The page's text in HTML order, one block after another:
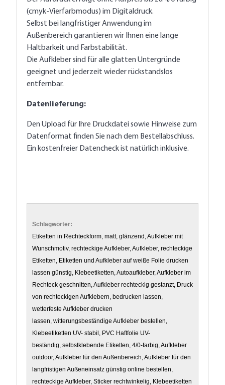
(cmyk-Vierfarbmodus) im Digitaldruck.
Selbst bei langfristiger Anwendung im
Außenbereich garantieren wir Ihnen eine lange
Haltbarkeit und Farbstabilität.
Die Aufkleber sind für alle glatten Untergründe
geeignet und jederzeit wieder rückstandslos
entfernbar.
Datenlieferung:
Den Upload für Ihre Druckdatei sowie Hinweise zum
Datenformat finden Sie nach dem Bestellabschluss.
Ein kostenfreier Datencheck ist natürlich inklusive.
Schlagwörter:
Etiketten in Rechteckform, matt, glänzend, Aufkleber mit
Wunschmotiv, rechteckige Aufkleber, Aufkleber, rechteckige
Etiketten, Etiketten und Aufkleber auf weiße Folie drucken
lassen günstig, Klebeetiketten, Autoaufkleber, Aufkleber im
Rechteck geschnitten, Aufkleber rechteckig gestanzt, Druck
von rechteckigen Aufklebern, bedrucken lassen,
wetterfeste Aufkleber drucken
lassen, witterungsbeständige Aufkleber bestellen,
Klebeetiketten UV- stabil, PVC Haftfolie UV-
beständig, selbstklebende Etiketten, 4/0-farbig, Aufkleber
outdoor, Aufkleber für den Außenbereich, Aufkleber für den
langfristigen Außeneinsatz günstig online bestellen,
rechteckige Aufkleber, Sticker rechtwinkelig, Klebeetiketten